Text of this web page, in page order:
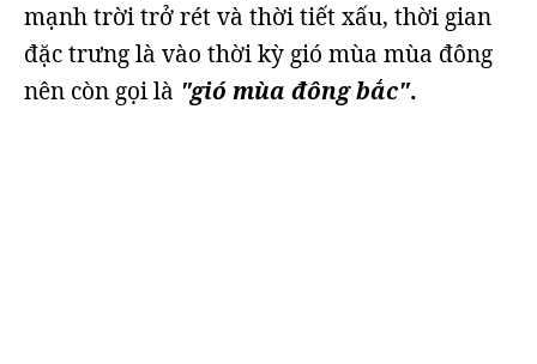
mạnh trời trở rét và thời tiết xấu, thời gian
đặc trưng là vào thời kỳ gió mùa mùa đông
nên còn gọi là "gió mùa đông bắc".